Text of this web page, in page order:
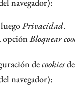
navegador):
luegoPrivacidad.
opciónBloquear
decookies
navegador):